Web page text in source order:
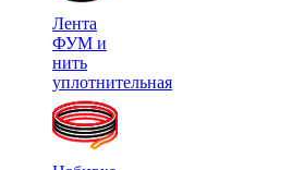
Лента
ФУМ и
нить
уплотнительная